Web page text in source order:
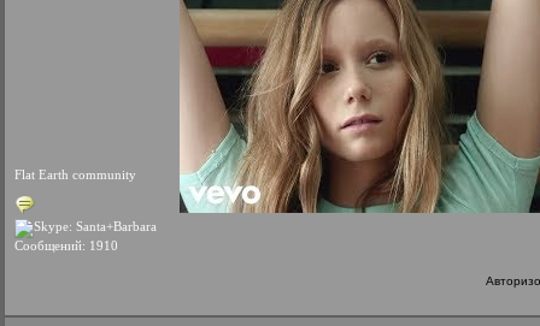
Flat Earth community
Сообщений: 1910